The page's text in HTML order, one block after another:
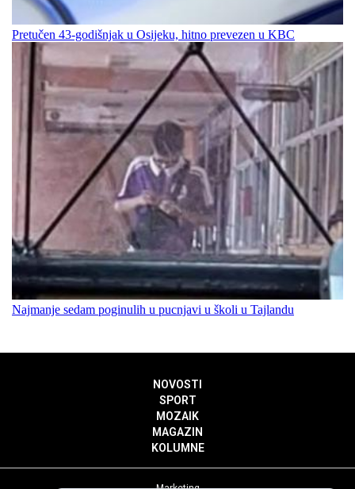
Pretučen 43-godišnjak u Osijeku, hitno prevezen u KBC
Najmanje sedam poginulih u pucnjavi u školi u Tajlandu
NOVOSTI
SPORT
MOZAIK
MAGAZIN
KOLUMNE